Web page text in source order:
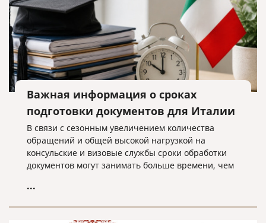
Важная информация о сроках
подготовки документов для Италии
В связи с сезонным увеличением количества
обращений и общей высокой нагрузкой на
консульские и визовые службы сроки обработки
документов могут занимать больше времени, чем
...